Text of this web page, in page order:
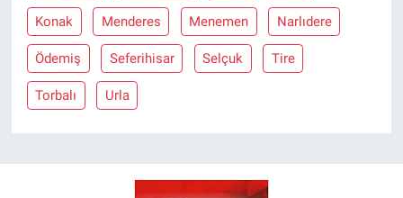
Konak Menderes Menemen Narlıdere
Ödemiş Seferihisar Selçuk Tire
Torbalı Urla